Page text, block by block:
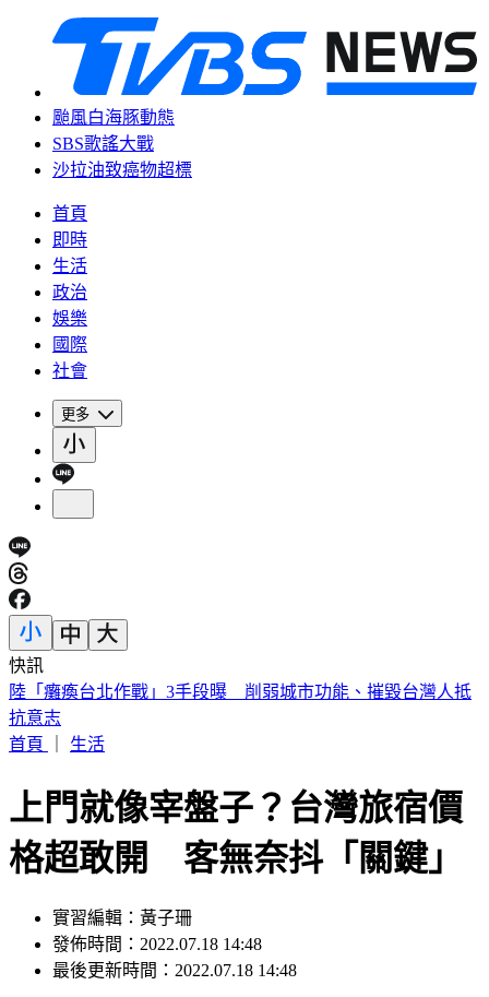
颱風白海豚動態
SBS歌謠大戰
沙拉油致癌物超標
首頁
即時
生活
政治
娛樂
國際
社會
更多
快訊
今天關公生日！「6類人必拜」求財、轉運靈爆 這類人當心
拜錯
首頁
生活
上門就像宰盤子？台灣旅宿價
格超敢開 客無奈抖「關鍵」
實習編輯：黃子珊
發佈時間：2022.07.18 14:48
最後更新時間：2022.07.18 14:48